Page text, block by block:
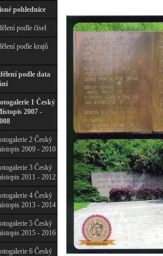
pohlednice
podle čísel
podle krajů
podle data
1 Český
2007 -
2 Český
2009 - 2010
3 Český
2011 - 2012
4 Český
2013 - 2014
5 Český
2015 - 2016
6 Český